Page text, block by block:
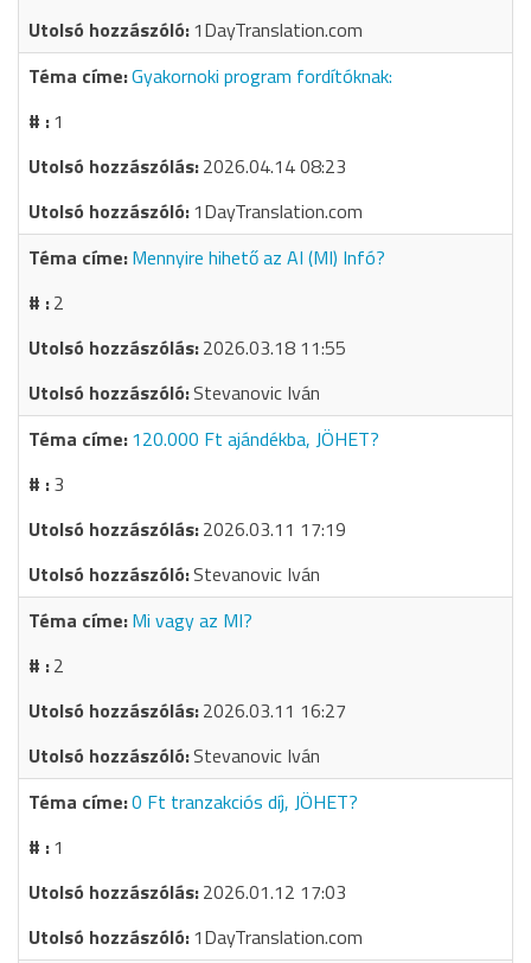
1DayTranslation.com
Gyakornoki program fordítóknak:
1
2026.04.14 08:23
1DayTranslation.com
Mennyire hihető az AI (MI) Infó?
2
2026.03.18 11:55
Stevanovic Iván
120.000 Ft ajándékba, JÖHET?
3
2026.03.11 17:19
Stevanovic Iván
Mi vagy az MI?
2
2026.03.11 16:27
Stevanovic Iván
0 Ft tranzakciós díj, JÖHET?
1
2026.01.12 17:03
1DayTranslation.com